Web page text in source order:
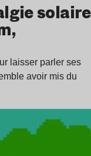
solaire
laisser parler ses
avoir mis du